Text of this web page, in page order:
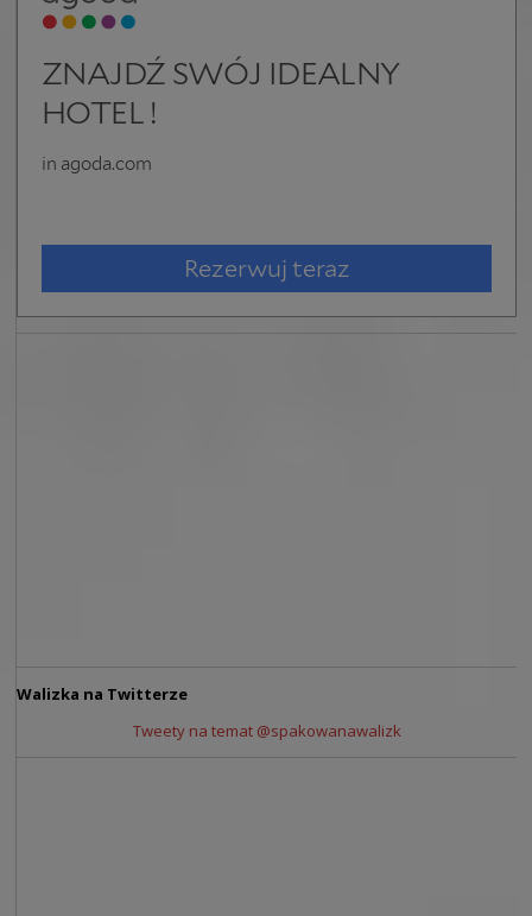
Walizka na Twitterze
Tweety na temat @spakowanawalizk